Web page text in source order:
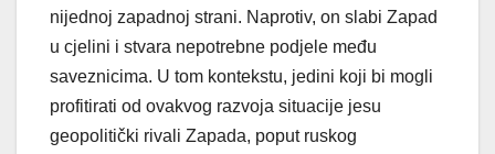
nijednoj zapadnoj strani. Naprotiv, on slabi Zapad
u cjelini i stvara nepotrebne podjele među
saveznicima. U tom kontekstu, jedini koji bi mogli
profitirati od ovakvog razvoja situacije jesu
geopolitički rivali Zapada, poput ruskog